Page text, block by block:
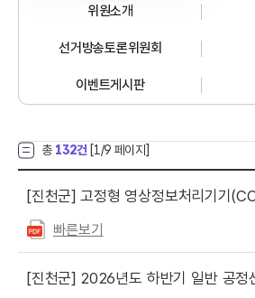
위원소개
선거방송토론위원회
이벤트게시판
총 132건 [1 /9 페이지]
[진천군] 고정형 영상정보처리기기
빠른보기
[진천군] 2026년도 하반기 일반 공정선거